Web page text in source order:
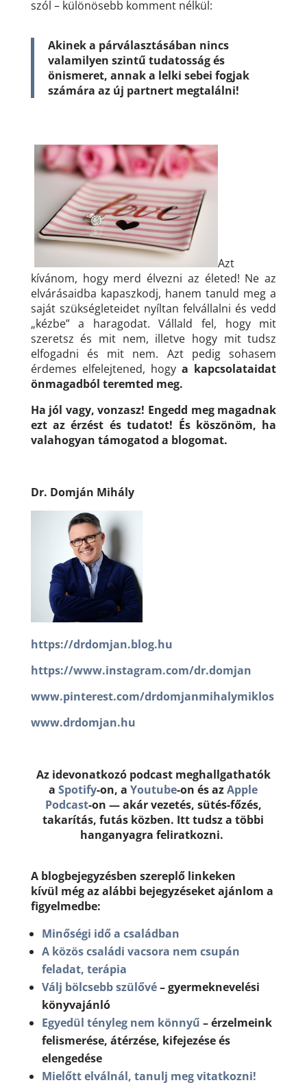
szól – különösebb komment nélkül:
Akinek a párválasztásában nincs
valamilyen szintű tudatosság és
önismeret, annak a lelki sebei fogjak
számára az új partnert megtalálni!
Azt
kívánom, hogy merd élvezni az életed! Ne az
elvárásaidba kapaszkodj, hanem tanuld meg a
saját szükségleteidet nyíltan felvállalni és vedd
„kézbe” a haragodat. Vállald fel, hogy mit
szeretsz és mit nem, illetve hogy mit tudsz
elfogadni és mit nem. Azt pedig sohasem
érdemes elfelejtened, hogya kapcsolataidat
önmagadból teremted meg.
Ha jól vagy, vonzasz! Engedd meg magadnak
ezt az érzést és tudatot! És köszönöm, ha
valahogyan támogatod a blogomat.
Dr. Domján Mihály
https://drdomjan.blog.hu
https://www.instagram.com/dr.domjan
www.pinterest.com/drdomjanmihalymiklos
www.drdomjan.hu
Az idevonatkozó podcast meghallgathatók
aSpotify-on, aYoutube-on és azApple
Podcast-on — akár vezetés, sütés-főzés,
takarítás, futás közben. Itt tudsz a többi
hanganyagra feliratkozni.
A blogbejegyzésben szereplő linkeken
kívül még az alábbi bejegyzéseket ajánlom a
figyelmedbe:
Minőségi idő a családban
A közös családi vacsora nem csupán
feladat, terápia
Válj bölcsebb szülővé– gyermeknevelési
könyvajánló
Egyedül tényleg nem könnyű – érzelmeink
felismerése, átérzése, kifejezése és
elengedése
Mielőtt elválnál, tanulj meg vitatkozni!